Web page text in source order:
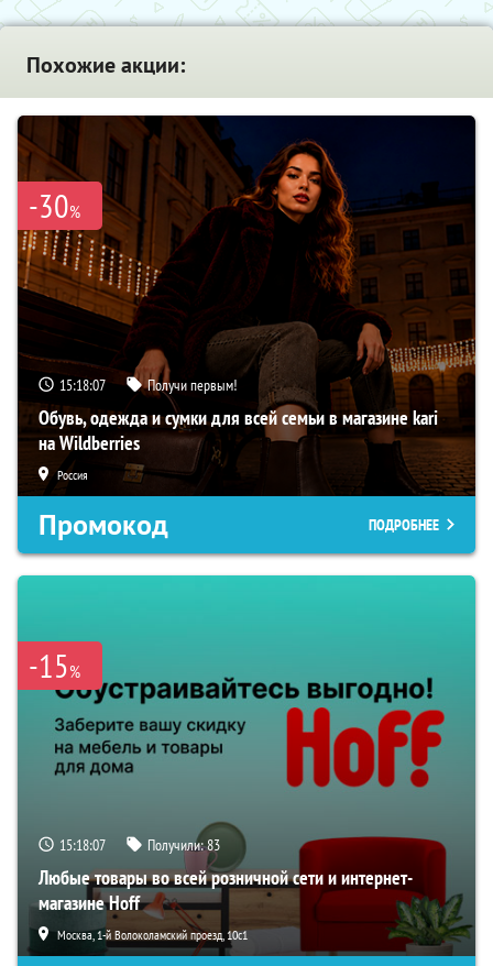
Похожие акции:
-30%
15:18:06 Получи первым!
Обувь, одежда и сумки для всей семьи в магазине kari
на Wildberries
Россия
Промокод ПОДРОБНЕЕ
-15%
15:18:06 Получили:83
Любые товары во всей розничной сети и интернет-
магазине Hoff
Москва, 1-й Волоколамский проезд, 10с1